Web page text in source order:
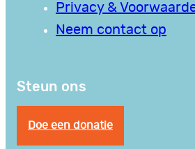
Privacy &
Neem contact op
Steun ons
Doe een donatie